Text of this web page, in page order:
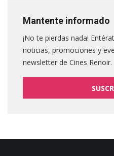
Mantente informado
¡No te pierdas nada!
noticias, promociones y
newsletter de Cines Renoir.